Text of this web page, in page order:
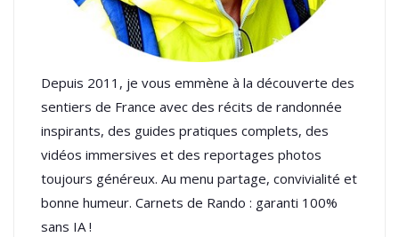
Depuis 2011, je vous emmène à la découverte des
sentiers de France avec des récits de randonnée
inspirants, des guides pratiques complets, des
vidéos immersives et des reportages photos
toujours généreux. Au menu partage, convivialité et
bonne humeur. Carnets de Rando : garanti 100%
sans IA !